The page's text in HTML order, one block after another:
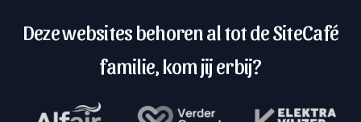
Deze websites behoren al tot de SiteCafé
familie, kom jij erbij?